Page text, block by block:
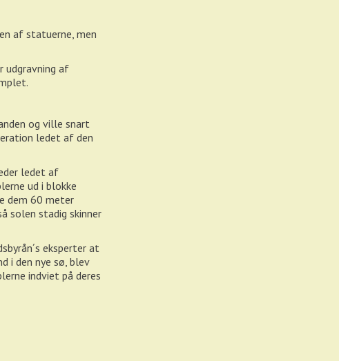
af statuerne, men
udgravning af
og ville snart
ledet af den
ledet af
ud i blokke
dem 60 meter
solen stadig skinner
eksperter at
i den nye sø, blev
indviet på deres